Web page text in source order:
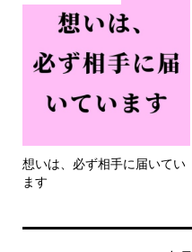
想いは、必ず相手に届いてい
ます